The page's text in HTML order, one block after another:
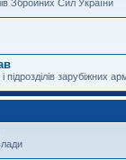
Збройних Сил України
зарубіжних